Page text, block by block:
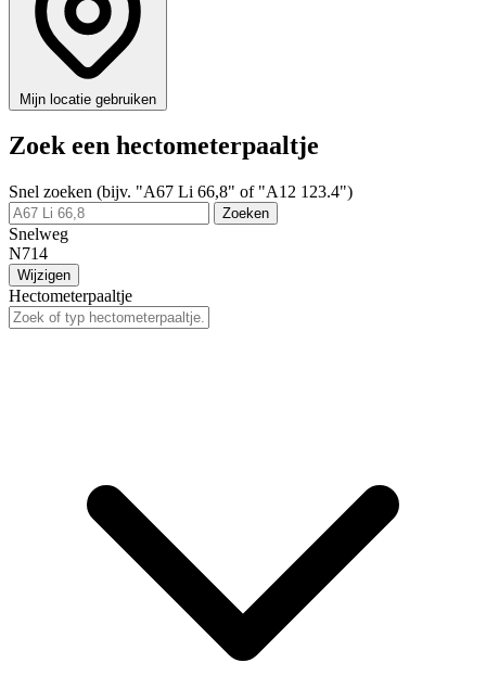
Mijn locatie gebruiken
Zoek een hectometerpaaltje
Snel zoeken (bijv. "A67 Li 66,8" of "A12 123.4")
Zoeken
Snelweg
N714
Wijzigen
Hectometerpaaltje